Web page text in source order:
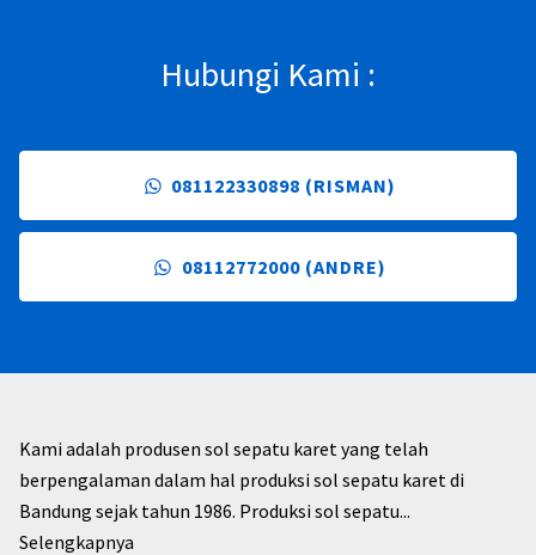
Hubungi Kami :
081122330898 (RISMAN)
08112772000 (ANDRE)
Kami adalah produsen sol sepatu karet yang telah
berpengalaman dalam hal produksi sol sepatu karet di
Bandung sejak tahun 1986. Produksi sol sepatu...
Selengkapnya